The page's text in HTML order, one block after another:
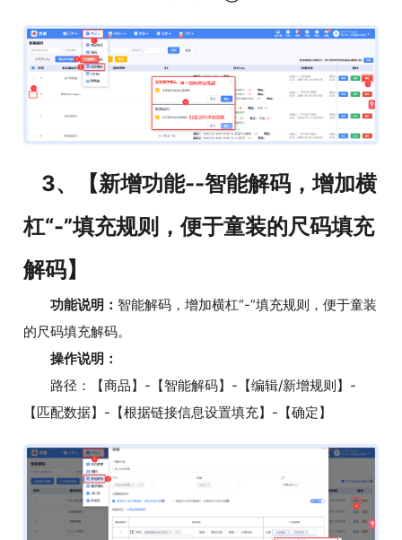
3、【新增功能--智能解码，增加横
杠“-”填充规则，便于童装的尺码填充
解码】
功能说明： 智能解码，增加横杠“-”填充规则，便于童装
的尺码填充解码。
操作说明：
路径：【商品】-【智能解码】-【编辑/新增规则】-
【匹配数据】-【根据链接信息设置填充】-【确定】